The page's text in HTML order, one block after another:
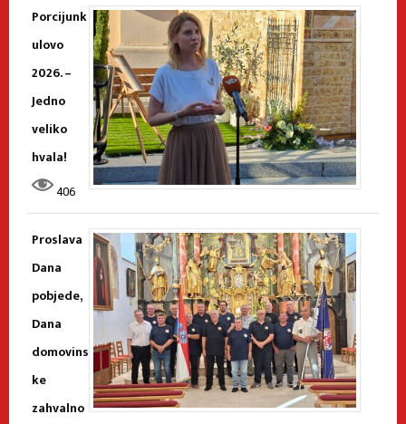
Porcijunk
ulovo
2026. –
Jedno
veliko
hvala!
406
Proslava
Dana
pobjede,
Dana
domovins
ke
zahvalno